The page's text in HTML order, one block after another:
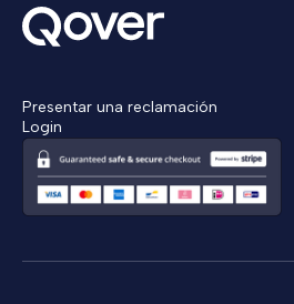
Presentar una reclamación
Login